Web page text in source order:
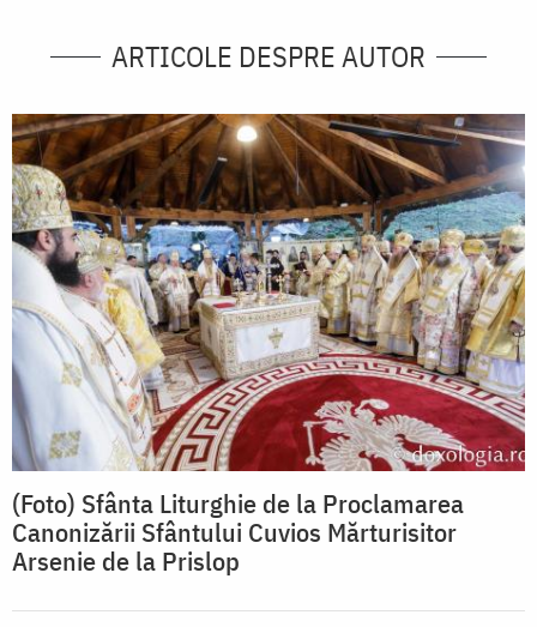
ARTICOLE DESPRE AUTOR
(Foto) Sfânta Liturghie de la Proclamarea
Canonizării Sfântului Cuvios Mărturisitor
Arsenie de la Prislop